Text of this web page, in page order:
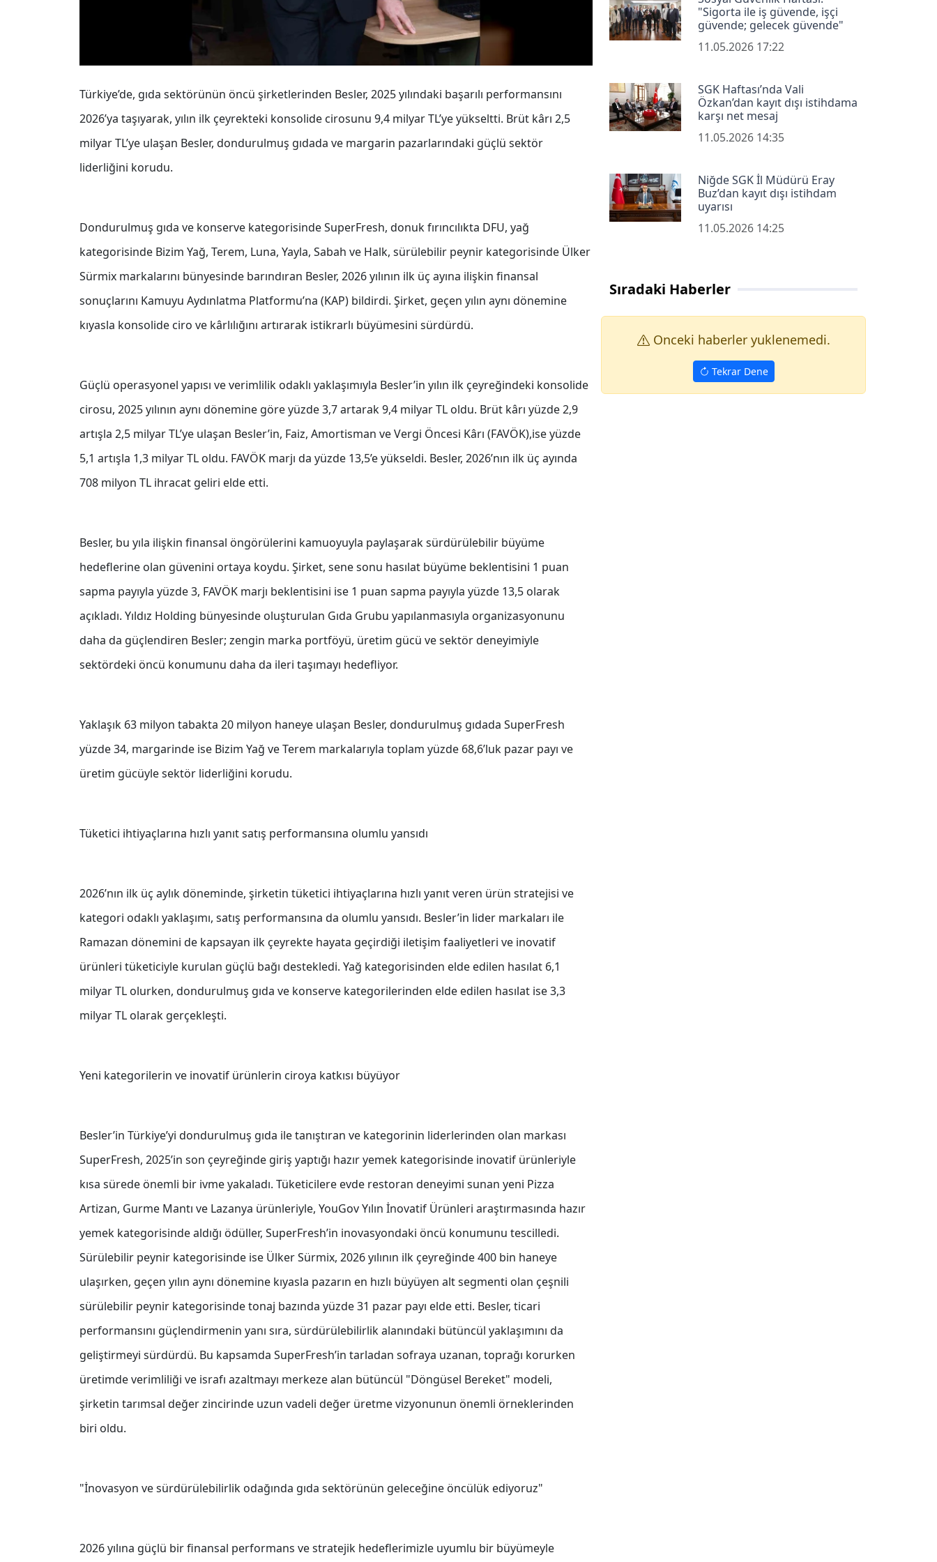
Türkiye’de, gıda sektörünün öncü şirketlerinden Besler, 2025 yılındaki başarılı performansını
2026’ya taşıyarak, yılın ilk çeyrekteki konsolide cirosunu 9,4 milyar TL’ye yükseltti. Brüt kârı 2,5
milyar TL’ye ulaşan Besler, dondurulmuş gıdada ve margarin pazarlarındaki güçlü sektör
liderliğini korudu.
Dondurulmuş gıda ve konserve kategorisinde SuperFresh, donuk fırıncılıkta DFU, yağ
kategorisinde Bizim Yağ, Terem, Luna, Yayla, Sabah ve Halk, sürülebilir peynir kategorisinde Ülker
Sürmix markalarını bünyesinde barındıran Besler, 2026 yılının ilk üç ayına ilişkin finansal
sonuçlarını Kamuyu Aydınlatma Platformu’na (KAP) bildirdi. Şirket, geçen yılın aynı dönemine
kıyasla konsolide ciro ve kârlılığını artırarak istikrarlı büyümesini sürdürdü.
Güçlü operasyonel yapısı ve verimlilik odaklı yaklaşımıyla Besler’in yılın ilk çeyreğindeki konsolide
cirosu, 2025 yılının aynı dönemine göre yüzde 3,7 artarak 9,4 milyar TL oldu. Brüt kârı yüzde 2,9
artışla 2,5 milyar TL’ye ulaşan Besler’in, Faiz, Amortisman ve Vergi Öncesi Kârı (FAVÖK),ise yüzde
5,1 artışla 1,3 milyar TL oldu. FAVÖK marjı da yüzde 13,5’e yükseldi. Besler, 2026’nın ilk üç ayında
708 milyon TL ihracat geliri elde etti.
Besler, bu yıla ilişkin finansal öngörülerini kamuoyuyla paylaşarak sürdürülebilir büyüme
hedeflerine olan güvenini ortaya koydu. Şirket, sene sonu hasılat büyüme beklentisini 1 puan
sapma payıyla yüzde 3, FAVÖK marjı beklentisini ise 1 puan sapma payıyla yüzde 13,5 olarak
açıkladı. Yıldız Holding bünyesinde oluşturulan Gıda Grubu yapılanmasıyla organizasyonunu
daha da güçlendiren Besler; zengin marka portföyü, üretim gücü ve sektör deneyimiyle
sektördeki öncü konumunu daha da ileri taşımayı hedefliyor.
Yaklaşık 63 milyon tabakta 20 milyon haneye ulaşan Besler, dondurulmuş gıdada SuperFresh
yüzde 34, margarinde ise Bizim Yağ ve Terem markalarıyla toplam yüzde 68,6’luk pazar payı ve
üretim gücüyle sektör liderliğini korudu.
Tüketici ihtiyaçlarına hızlı yanıt satış performansına olumlu yansıdı
2026’nın ilk üç aylık döneminde, şirketin tüketici ihtiyaçlarına hızlı yanıt veren ürün stratejisi ve
kategori odaklı yaklaşımı, satış performansına da olumlu yansıdı. Besler’in lider markaları ile
Ramazan dönemini de kapsayan ilk çeyrekte hayata geçirdiği iletişim faaliyetleri ve inovatif
ürünleri tüketiciyle kurulan güçlü bağı destekledi. Yağ kategorisinden elde edilen hasılat 6,1
milyar TL olurken, dondurulmuş gıda ve konserve kategorilerinden elde edilen hasılat ise 3,3
milyar TL olarak gerçekleşti.
Yeni kategorilerin ve inovatif ürünlerin ciroya katkısı büyüyor
Besler’in Türkiye’yi dondurulmuş gıda ile tanıştıran ve kategorinin liderlerinden olan markası
SuperFresh, 2025’in son çeyreğinde giriş yaptığı hazır yemek kategorisinde inovatif ürünleriyle
kısa sürede önemli bir ivme yakaladı. Tüketicilere evde restoran deneyimi sunan yeni Pizza
Artizan, Gurme Mantı ve Lazanya ürünleriyle, YouGov Yılın İnovatif Ürünleri araştırmasında hazır
yemek kategorisinde aldığı ödüller, SuperFresh’in inovasyondaki öncü konumunu tescilledi.
Sürülebilir peynir kategorisinde ise Ülker Sürmix, 2026 yılının ilk çeyreğinde 400 bin haneye
ulaşırken, geçen yılın aynı dönemine kıyasla pazarın en hızlı büyüyen alt segmenti olan çeşnili
sürülebilir peynir kategorisinde tonaj bazında yüzde 31 pazar payı elde etti. Besler, ticari
performansını güçlendirmenin yanı sıra, sürdürülebilirlik alanındaki bütüncül yaklaşımını da
geliştirmeyi sürdürdü. Bu kapsamda SuperFresh’in tarladan sofraya uzanan, toprağı korurken
üretimde verimliliği ve israfı azaltmayı merkeze alan bütüncül "Döngüsel Bereket" modeli,
şirketin tarımsal değer zincirinde uzun vadeli değer üretme vizyonunun önemli örneklerinden
biri oldu.
"İnovasyon ve sürdürülebilirlik odağında gıda sektörünün geleceğine öncülük ediyoruz"
2026 yılına güçlü bir finansal performans ve stratejik hedeflerimizle uyumlu bir büyümeyle
"Sigorta ile iş güvende, işçi
güvende; gelecek güvende"
11.05.2026 17:22
SGK Haftası’nda Vali
Özkan’dan kayıt dışı istihdama
karşı net mesaj
11.05.2026 14:35
Niğde SGK İl Müdürü Eray
Buz’dan kayıt dışı istihdam
uyarısı
11.05.2026 14:25
Sıradaki Haberler
Onceki haberler yuklenemedi.
Tekrar Dene